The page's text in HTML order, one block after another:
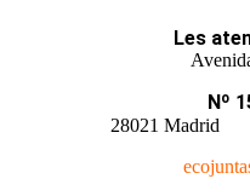
Les
Nº
28021 Madrid